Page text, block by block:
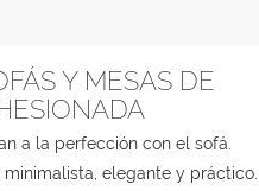
Y MESAS DE
a la perfección con el sofá.
elegante y práctico.